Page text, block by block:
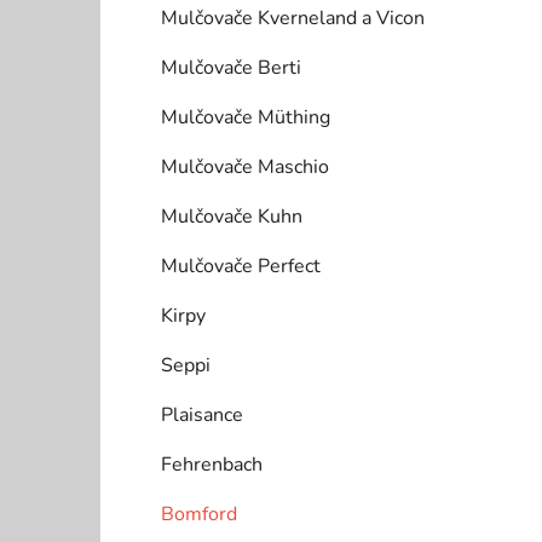
Mulčovače Kverneland a Vicon
Mulčovače Berti
Mulčovače Müthing
Mulčovače Maschio
Mulčovače Kuhn
Mulčovače Perfect
Kirpy
Seppi
Plaisance
Fehrenbach
Bomford